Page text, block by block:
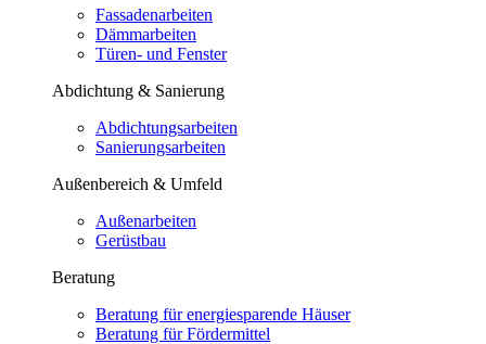
Fassadenarbeiten
Dämmarbeiten
Türen- und Fenster
Abdichtung & Sanierung
Abdichtungsarbeiten
Sanierungsarbeiten
Außenbereich & Umfeld
Außenarbeiten
Gerüstbau
Beratung
Beratung für energiesparende Häuser
Beratung für Fördermittel